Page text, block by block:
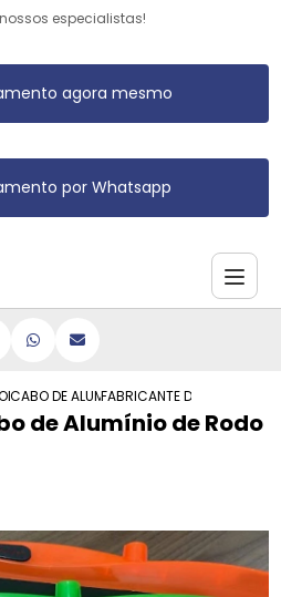
especialistas!
agora mesmo
por Whatsapp
DE ALUMINIO
CABO DE ALUMINIO RODOFABRICANTE DE CABO DE
de Alumínio de Rodo